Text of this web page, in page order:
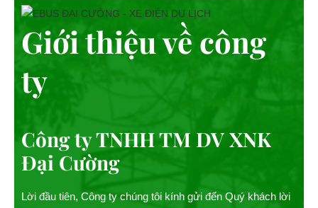
Giới thiệu về công
ty
Công ty TNHH TM DV XNK
Đại Cường
Lời đầu tiên, Công ty chúng tôi kính gửi đến Quý khách lời